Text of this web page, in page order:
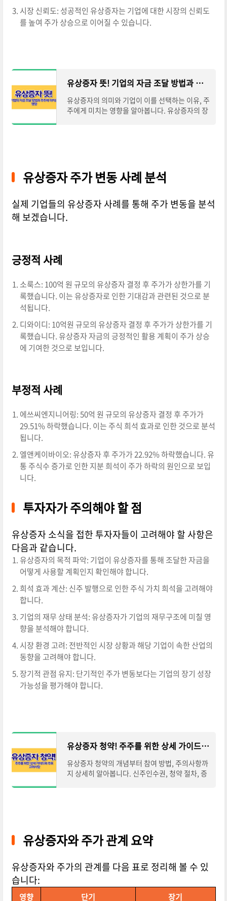
시장 신뢰도: 성공적인 유상증자는 기업에 대한 시장의 신뢰도
를 높여 주가 상승으로 이어질 수 있습니다.
유상증자 뜻! 기업의 자금 조달 방법과 주주에 미치는 영향
유상증자의 의미와 기업이 이를 선택하는 이유, 주
주에게 미치는 영향을 알아봅니다. 유상증자의 장
유상증자 주가 변동 사례 분석
실제 기업들의 유상증자 사례를 통해 주가 변동을 분석
해 보겠습니다.
긍정적 사례
소룩스: 100억 원 규모의 유상증자 결정 후 주가가 상한가를 기
록했습니다. 이는 유상증자로 인한 기대감과 관련된 것으로 분
석됩니다.
디와이디: 10억원 규모의 유상증자 결정 후 주가가 상한가를 기
록했습니다. 유상증자 자금의 긍정적인 활용 계획이 주가 상승
에 기여한 것으로 보입니다.
부정적 사례
에쓰씨엔지니어링: 50억 원 규모의 유상증자 결정 후 주가가
29.51% 하락했습니다. 이는 주식 희석 효과로 인한 것으로 분석
됩니다.
엘앤케이바이오: 유상증자 후 주가가 22.92% 하락했습니다. 유
통 주식수 증가로 인한 지분 희석이 주가 하락의 원인으로 보입
니다.
투자자가 주의해야 할 점
유상증자 소식을 접한 투자자들이 고려해야 할 사항은
다음과 같습니다.
유상증자의 목적 파악: 기업이 유상증자를 통해 조달한 자금을
어떻게 사용할 계획인지 확인해야 합니다.
희석 효과 계산: 신주 발행으로 인한 주식 가치 희석을 고려해야
합니다.
기업의 재무 상태 분석: 유상증자가 기업의 재무구조에 미칠 영
향을 분석해야 합니다.
시장 환경 고려: 전반적인 시장 상황과 해당 기업이 속한 산업의
동향을 고려해야 합니다.
장기적 관점 유지: 단기적인 주가 변동보다는 기업의 장기 성장
가능성을 평가해야 합니다.
유상증자 청약! 주주를 위한 상세 가이드와 주요 고려사항
유상증자 청약의 개념부터 참여 방법, 주의사항까
지 상세히 알아봅니다. 신주인수권, 청약 절차, 증
유상증자와 주가 관계 요약
유상증자와 주가의 관계를 다음 표로 정리해 볼 수 있
습니다:
영향 단기 장기